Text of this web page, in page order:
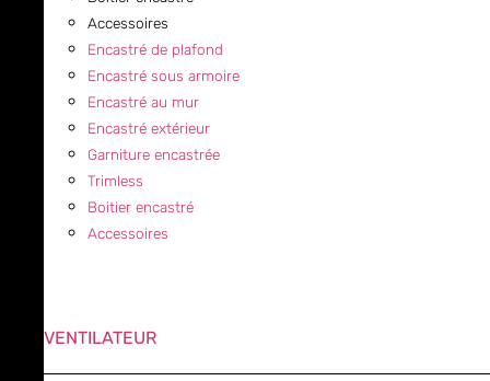
Accessoires
Encastré de plafond
Encastré sous armoire
Encastré au mur
Encastré extérieur
Garniture encastrée
Trimless
Boitier encastré
Accessoires
VENTILATEUR